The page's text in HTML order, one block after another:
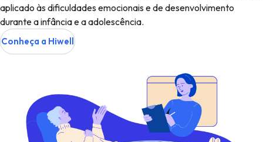
aplicado às dificuldades emocionais e de desenvolvimento
durante a infância e a adolescência.
Conheça a Hiwell